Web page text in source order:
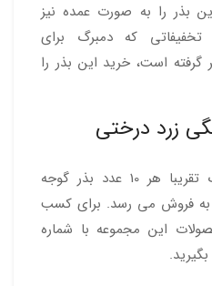
بذر را به صورت عمده نیز
که دمبرگ برای
است، خرید این بذر را
زرد درختی
در فروشگاه اینترنتی دمبرگ تقریبا هر 10 عدد بذر گوجه
به فروش می رسد. برای کسب
این مجموعه با شماره